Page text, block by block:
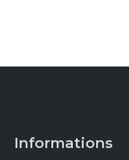
Informations